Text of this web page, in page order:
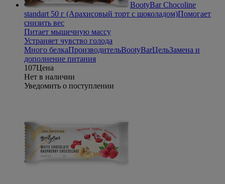
BootyBar Chocoline
standart 50 г (Арахисовый торт с шоколадом)Помогает
снизить вес
Питает мышечную массу
Устраняет чувство голода
Много белкаПроизводительBootyBarЦельЗамена и
дополнение питания
107Цена
Нет в наличии
Уведомить о поступлении